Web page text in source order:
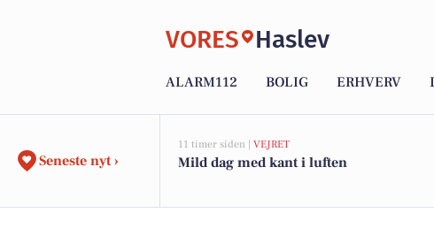
VORES Haslev
ALARM112 BOLIG ERHVERV
Seneste nyt ›
11 timer siden | VEJRET
Mild dag med kant i luften